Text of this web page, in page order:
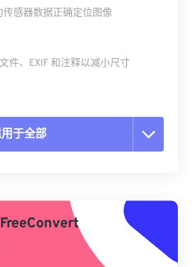
传感器数据正确定位图像
件、EXIF 和注释以减小尺寸
于全部
FreeConvert